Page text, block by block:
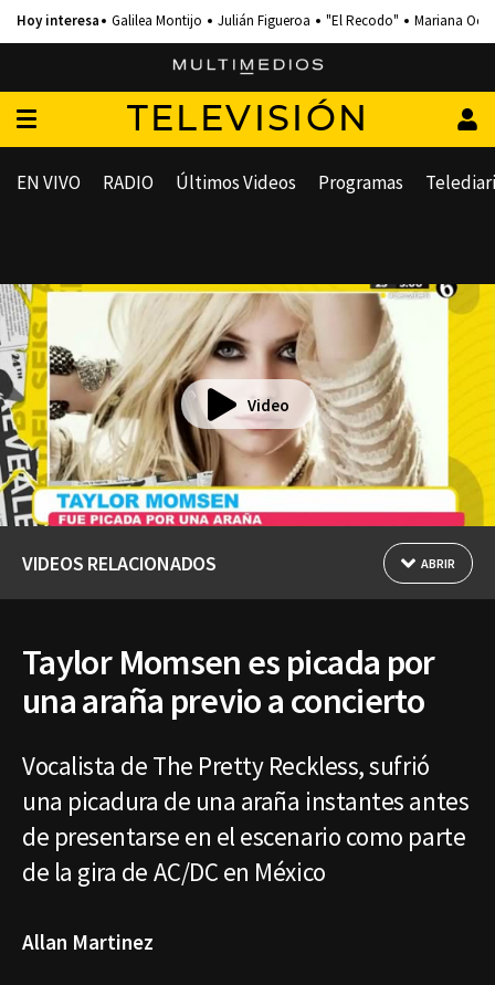
Galilea Montijo Julián Figueroa "El Recodo" Mariana
TELEVISIÓN
EN VIVO RADIO Últimos Videos Programas
Video
VIDEOS RELACIONADOS ABRIR
Taylor Momsen es picada por
una araña previo a concierto
Vocalista de The Pretty Reckless, sufrió
una picadura de una araña instantes antes
de presentarse en el escenario como parte
de la gira de AC/DC en México
Allan Martinez